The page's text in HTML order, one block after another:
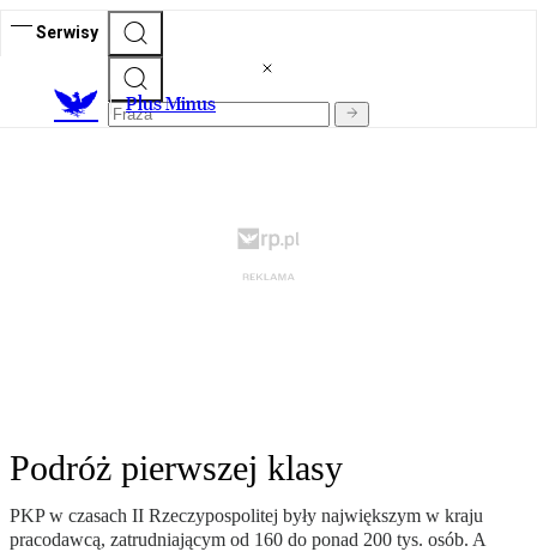
Serwisy
Plus Minus
Podróż pierwszej klasy
PKP w czasach II Rzeczypospolitej były największym w kraju
pracodawcą, zatrudniającym od 160 do ponad 200 tys. osób. A